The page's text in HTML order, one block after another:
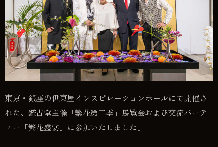
東京・銀座の伊東屋インスピレーションホールにて開催さ
れた、鑑古堂主催「繁花第二季」展覧会および交流パーテ
ィー「繁花盛宴」に参加いたしました。